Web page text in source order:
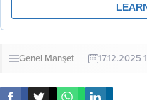
Genel Manşet 17.12.2025